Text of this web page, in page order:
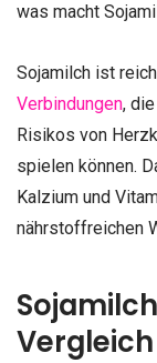
was macht
Sojamilch ist
Verbindungen,
Risikos von
spielen können.
Kalzium und
nährstoffreichen
Vergleich